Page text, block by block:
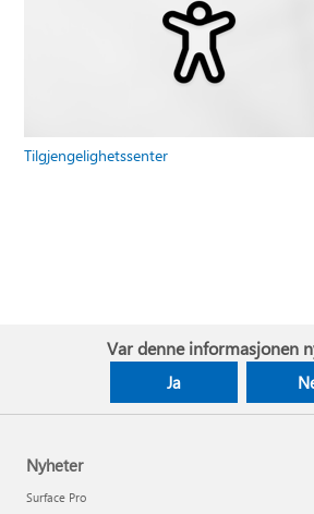
Tilgjengelighetssenter
Var denne informasjonen
Ja
Nyheter
Surface Pro